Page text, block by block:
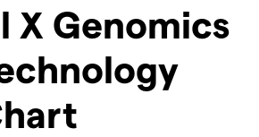
X Genomics